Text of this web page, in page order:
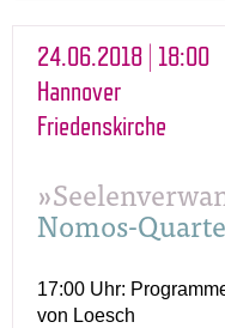
24.06.2018 | 18:00
Hannover
Friedenskirche
Nomos-
17:00 Uhr:
von Loesch